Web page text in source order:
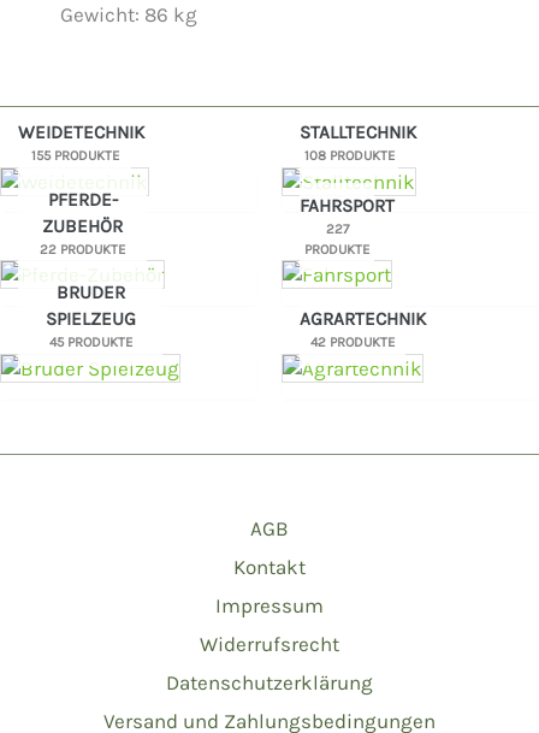
Gewicht: 86 kg
WEIDETECHNIK
155 PRODUKTE
STALLTECHNIK
108 PRODUKTE
PFERDE-
ZUBEHÖR
22 PRODUKTE
FAHRSPORT
227
PRODUKTE
BRUDER
SPIELZEUG
45 PRODUKTE
AGRARTECHNIK
42 PRODUKTE
AGB
Kontakt
Impressum
Widerrufsrecht
Datenschutzerklärung
Versand und Zahlungsbedingungen